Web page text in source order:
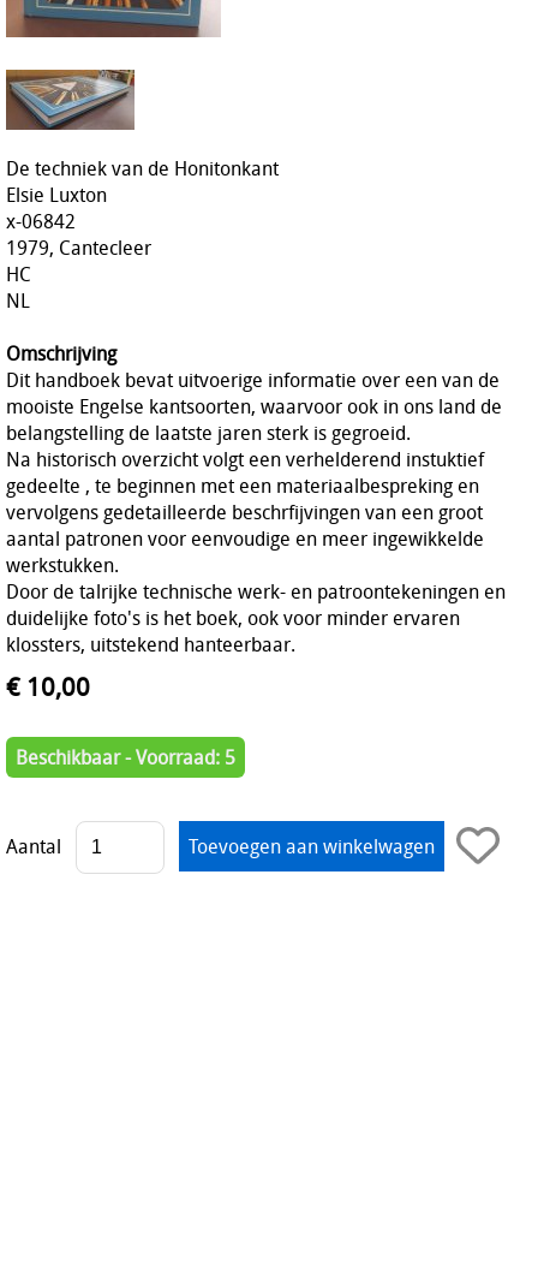
De techniek van de Honitonkant
Elsie Luxton
x-06842
1979, Cantecleer
HC
NL
Omschrijving
Dit handboek bevat uitvoerige informatie over een van de
mooiste Engelse kantsoorten, waarvoor ook in ons land de
belangstelling de laatste jaren sterk is gegroeid.
Na historisch overzicht volgt een verhelderend instuktief
gedeelte , te beginnen met een materiaalbespreking en
vervolgens gedetailleerde beschrfijvingen van een groot
aantal patronen voor eenvoudige en meer ingewikkelde
werkstukken.
Door de talrijke technische werk- en patroontekeningen en
duidelijke foto's is het boek, ook voor minder ervaren
klossters, uitstekend hanteerbaar.
€ 10,00
Beschikbaar - Voorraad: 5
Aantal